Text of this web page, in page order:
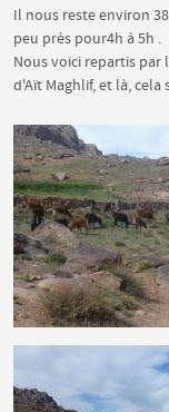
Il nous reste environ
peu près pour4h à 5h .
Nous voici repartis par
d'Aït Maghlif, et là, cela